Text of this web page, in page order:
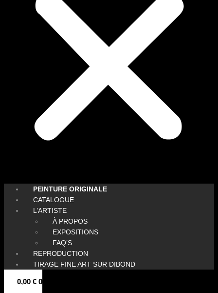
PEINTURE ORIGINALE
CATALOGUE
L’ARTISTE
À PROPOS
EXPOSITIONS
FAQ’S
REPRODUCTION
TIRAGE FINE ART SUR DIBOND
0,00 € 0